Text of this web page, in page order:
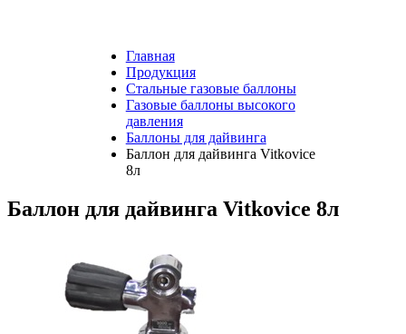
Главная
Продукция
Стальные газовые баллоны
Газовые баллоны высокого
давления
Баллоны для дайвинга
Баллон для дайвинга Vitkovice
8л
Баллон для дайвинга Vitkovice 8л